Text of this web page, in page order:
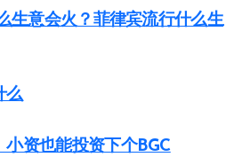
生意会火？菲律宾流行什么生
么
资也能投资下个BGC